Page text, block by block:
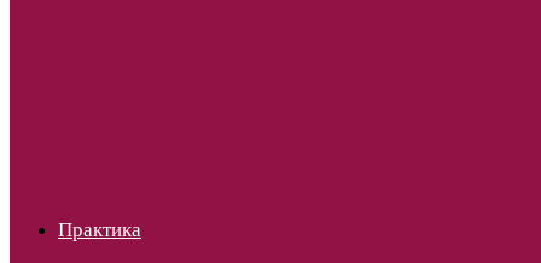
Практика